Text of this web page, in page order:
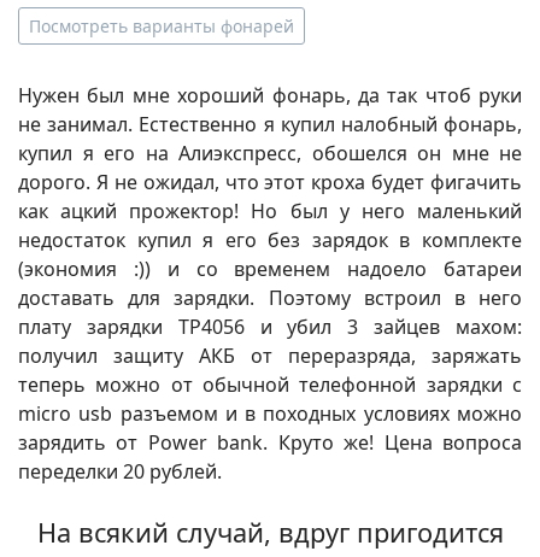
Посмотреть варианты фонарей
Нужен был мне хороший фонарь, да так чтоб руки
не занимал. Естественно я купил налобный фонарь,
купил я его на Алиэкспресс, обошелся он мне не
дорого. Я не ожидал, что этот кроха будет фигачить
как ацкий прожектор! Но был у него маленький
недостаток купил я его без зарядок в комплекте
(экономия :)) и со временем надоело батареи
доставать для зарядки. Поэтому встроил в него
плату зарядки TP4056 и убил 3 зайцев махом:
получил защиту АКБ от переразряда, заряжать
теперь можно от обычной телефонной зарядки с
micro usb разъемом и в походных условиях можно
зарядить от Power bank. Круто же! Цена вопроса
переделки 20 рублей.
На всякий случай, вдруг пригодится